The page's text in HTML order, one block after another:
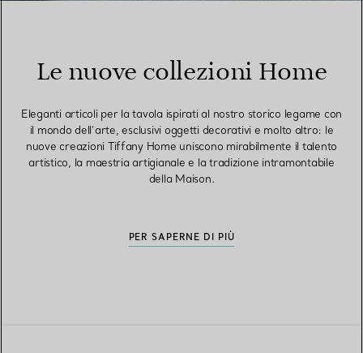
Le nuove collezioni Home
Eleganti articoli per la tavola ispirati al nostro storico legame con
il mondo dell’arte, esclusivi oggetti decorativi e molto altro: le
nuove creazioni Tiffany Home uniscono mirabilmente il talento
artistico, la maestria artigianale e la tradizione intramontabile
della Maison.
PER SAPERNE DI PIÙ